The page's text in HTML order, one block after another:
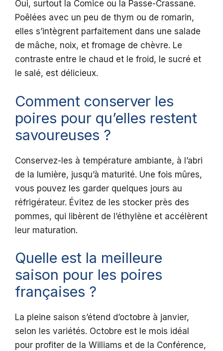
Oui, surtout la Comice ou la Passe-Crassane.
Poêlées avec un peu de thym ou de romarin,
elles s’intègrent parfaitement dans une salade
de mâche, noix, et fromage de chèvre. Le
contraste entre le chaud et le froid, le sucré et
le salé, est délicieux.
Comment conserver les
poires pour qu’elles restent
savoureuses ?
Conservez-les à température ambiante, à l’abri
de la lumière, jusqu’à maturité. Une fois mûres,
vous pouvez les garder quelques jours au
réfrigérateur. Évitez de les stocker près des
pommes, qui libèrent de l’éthylène et accélèrent
leur maturation.
Quelle est la meilleure
saison pour les poires
françaises ?
La pleine saison s’étend d’octobre à janvier,
selon les variétés. Octobre est le mois idéal
pour profiter de la Williams et de la Conférence,